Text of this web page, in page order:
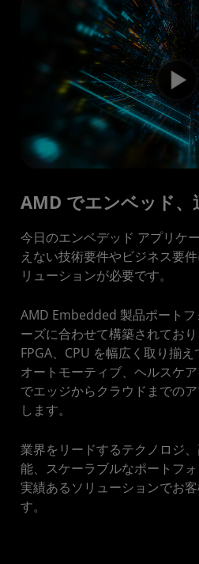
AMD でエンベッド、
今日のエンベデッド アプリケ
えない技術要件やビジネス要
リューションが必要です。
AMD Embedded 製品ポート
ーズに合わせて構築されており
FPGA、CPU を幅広く取り揃え
オートモーティブ、ヘルスケ
でエッジからクラウドまでの
します。
業界をリードするテクノロジ
能、スケーラブルなポートフォ
実績あるソリューションでお
す。